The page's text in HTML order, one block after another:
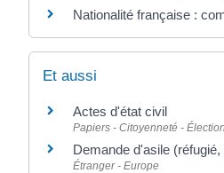
Nationalité française :
Et aussi
Actes d'état civil
Papiers - Citoyenneté -
Demande d'asile
Étranger - Europe